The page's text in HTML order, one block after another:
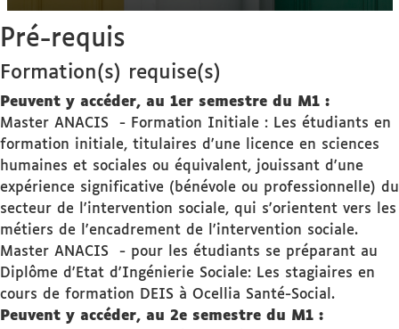
Pré-requis
Formation(s) requise(s)
Peuvent y accéder, au 1er semestre du M1 :
Master ANACIS - Formation Initiale : Les étudiants en
formation initiale, titulaires d'une licence en sciences
humaines et sociales ou équivalent, jouissant d'une
expérience significative (bénévole ou professionnelle) du
secteur de l'intervention sociale, qui s'orientent vers les
métiers de l'encadrement de l'intervention sociale.
Master ANACIS - pour les étudiants se préparant au
Diplôme d'Etat d'Ingénierie Sociale: Les stagiaires en
cours de formation DEIS à Ocellia Santé-Social.
Peuvent y accéder, au 2e semestre du M1 :